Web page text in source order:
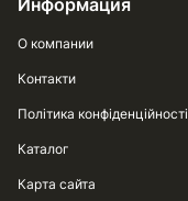
О компании
Контакти
Політика конфіденційності
Каталог
Карта сайта